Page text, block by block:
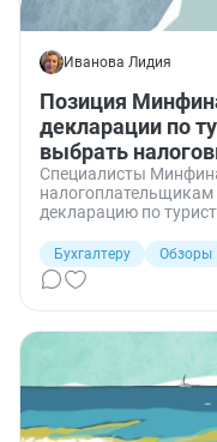
Иванова Лидия
Позиция
декларации по
выбрать
Специалисты
декларацию по
Бухгалтеру
Обзоры